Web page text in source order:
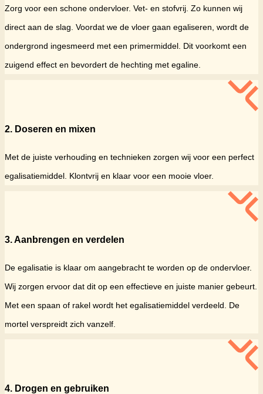
Zorg voor een schone ondervloer. Vet- en stofvrij. Zo kunnen wij
direct aan de slag. Voordat we de vloer gaan egaliseren, wordt de
ondergrond ingesmeerd met een primermiddel. Dit voorkomt een
zuigend effect en bevordert de hechting met egaline.
2. Doseren en mixen
Met de juiste verhouding en technieken zorgen wij voor een perfect
egalisatiemiddel. Klontvrij en klaar voor een mooie vloer.
3. Aanbrengen en verdelen
De egalisatie is klaar om aangebracht te worden op de ondervloer.
Wij zorgen ervoor dat dit op een effectieve en juiste manier gebeurt.
Met een spaan of rakel wordt het egalisatiemiddel verdeeld. De
mortel verspreidt zich vanzelf.
4. Drogen en gebruiken